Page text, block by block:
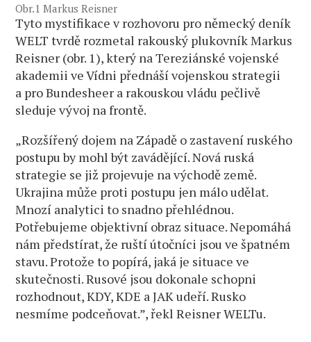
Obr.1 Markus Reisner
Tyto mystifikace v rozhovoru pro německý deník
WELT tvrdě rozmetal rakouský plukovník Markus
Reisner (obr. 1), který na Tereziánské vojenské
akademii ve Vídni přednáší vojenskou strategii
a pro Bundesheer a rakouskou vládu pečlivě
sleduje vývoj na frontě.
„Rozšířený dojem na Západě o zastavení ruského
postupu by mohl být zavádějící. Nová ruská
strategie se již projevuje na východě země.
Ukrajina může proti postupu jen málo udělat.
Mnozí analytici to snadno přehlédnou.
Potřebujeme objektivní obraz situace. Nepomáhá
nám předstírat, že ruští útočníci jsou ve špatném
stavu. Protože to popírá, jaká je situace ve
skutečnosti. Rusové jsou dokonale schopni
rozhodnout, KDY, KDE a JAK udeří. Rusko
nesmíme podceňovat.”, řekl Reisner WELTu.